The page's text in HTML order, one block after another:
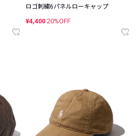
ロゴ刺繍6パネルローキャップ
¥4,400 20%OFF